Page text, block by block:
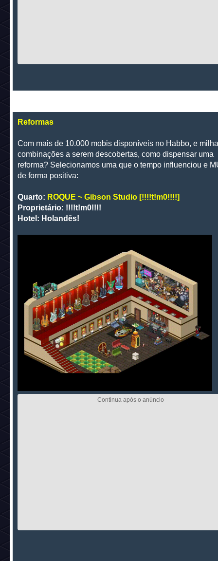
Reformas
Com mais de 10.000 mobis disponíveis no Habbo, e
combinações a serem descobertas, como dispensar uma
reforma? Selecionamos uma que o tempo influenciou e
de forma positiva:
Quarto: ROQUE ~ Gibson Studio [!!!!t!m0!!!!]
Proprietário: !!!!t!m0!!!!
Hotel: Holandês!